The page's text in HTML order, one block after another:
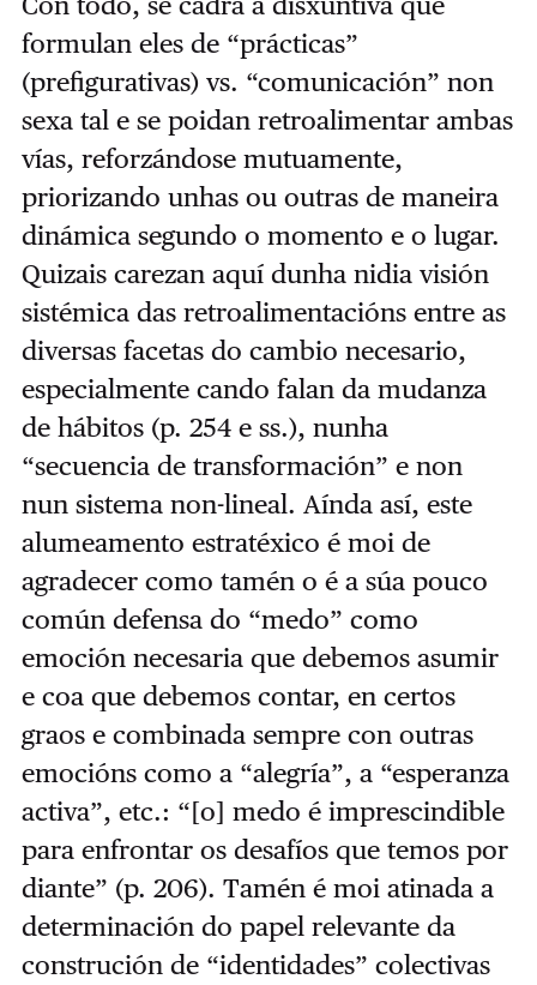
formulan eles de “prácticas”
(prefigurativas) vs. “comunicación” non
sexa tal e se poidan retroalimentar ambas
vías, reforzándose mutuamente,
priorizando unhas ou outras de maneira
dinámica segundo o momento e o lugar.
Quizais carezan aquí dunha nidia visión
sistémica das retroalimentacións entre as
diversas facetas do cambio necesario,
especialmente cando falan da mudanza
de hábitos (p. 254 e ss.), nunha
“secuencia de transformación” e non
nun sistema non-lineal. Aínda así, este
alumeamento estratéxico é moi de
agradecer como tamén o é a súa pouco
común defensa do “medo” como
emoción necesaria que debemos asumir
e coa que debemos contar, en certos
graos e combinada sempre con outras
emocións como a “alegría”, a “esperanza
activa”, etc.: “[o] medo é imprescindible
para enfrontar os desafíos que temos por
diante” (p. 206). Tamén é moi atinada a
determinación do papel relevante da
construción de “identidades” colectivas